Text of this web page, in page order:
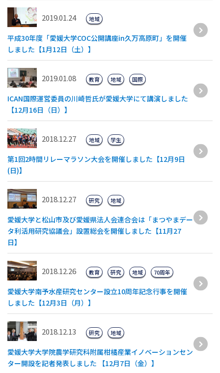
2019.01.24
平成30年度「愛媛大学COC公開講座in久万高原町」を開催
しました【1月12日（土）】
地域
2019.01.08
ICAN国際運営委員の川崎哲氏が愛媛大学にて講演しました
【12月16日（日）】
教育 地域 国際
2018.12.27
第1回2時間リレーマラソン大会を開催しました【12月9日
(日)】
地域 学生
2018.12.27
愛媛大学と松山市及び愛媛県法人会連合会は「まつやまデー
タ利活用研究協議会」設置総会を開催しました【11月27
日】
研究 地域
2018.12.26
愛媛大学南予水産研究センター設立10周年記念行事を開催
しました【12月3日（月）】
教育 研究 地域 70周年
2018.12.13
愛媛大学大学院農学研究科附属柑橘産業イノベーションセン
ター開設を記者発表しました 【12月7日（金）】
研究 地域